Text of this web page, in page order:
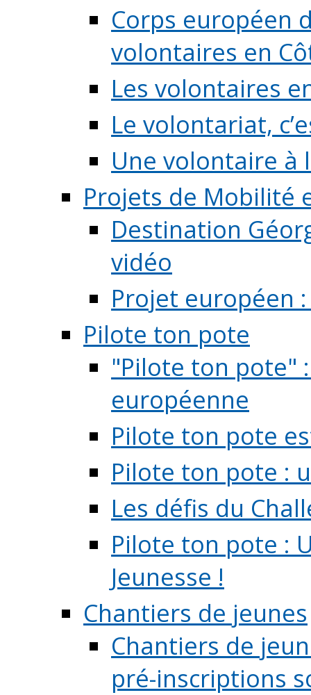
Corps européen
volontaires en
Les volontaires
Le volontariat,
Une volontaire à
Projets de Mobilité
Destination
vidéo
Projet européen
Pilote ton pote
"Pilote ton pote"
européenne
Pilote ton pote
Pilote ton pote :
Les défis du
Pilote ton pote :
Jeunesse !
Chantiers de jeunes
Chantiers de
pré-inscriptions